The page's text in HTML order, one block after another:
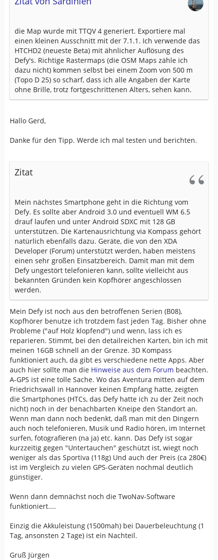
die Map wurde mit TTQV 4 generiert. Exportiere mal
einen kleinen Ausschnitt mit der 7.1.1. Ich verwende das
HTCHD2 (neueste Beta) mit ähnlicher Auflösung des
Defy's. Richtige Rastermaps (die OSM Maps zähle ich
dazu nicht) kommen selbst bei einem Zoom von 500 m
(Topo D 25) so scharf, dass ich alle Angaben der Karte
ohne Brille, trotz fortgeschrittenen Alters, sehen kann.
Hallo Gerd,
Danke für den Tipp. Werde ich mal testen und berichten.
Zitat
Mein nächstes Smartphone geht in die Richtung vom
Defy. Es sollte aber Android 3.0 und eventuell WM 6.5
drauf laufen und unter Android SDXC mit 128 GB
unterstützen. Die Kartenausrichtung via Kompass gehört
natürlich ebenfalls dazu. Geräte, die von den XDA
Developer (Forum) unterstützt werden, haben meistens
einen sehr großen Einsatzbereich. Damit man mit dem
Defy ungestört telefonieren kann, sollte vielleicht aus
bekannten Gründen kein Kopfhörer angeschlossen
werden.
Mein Defy ist noch aus den betroffenen Serien (B08),
Kopfhörer benutze ich trotzdem fast jeden Tag. Bisher ohne
Probleme ("auf Holz klopfend") und wenn, lass ich es
reparieren. Stimmt, bei den detailreichen Karten, bin ich mit
meinen 16GB schnell an der Grenze. 3D Kompass
funktioniert auch, da gibt es verschiedene nette Apps. Aber
auch hier sollte man die Hinweise aus dem Forum beachten.
A-GPS ist eine tolle Sache. Wo das Aventura mitten auf dem
Friedrichswall in Hannover keinen Empfang hatte, zeigten
die Smartphones (HTCs, das Defy hatte ich zu der Zeit noch
nicht) noch in der benachbarten Kneipe den Standort an.
Wenn man dann noch bedenkt, daß man mit den Dingern
auch noch telefonieren, Musik und Radio hören, im Internet
surfen, fotografieren (na ja) etc. kann. Das Defy ist sogar
kurzzeitig gegen "Untertauchen" geschützt ist, wiegt noch
weniger als das Sportiva (118g) Und auch der Preis (ca 280€)
ist im Vergleich zu vielen GPS-Geräten nochmal deutlich
günstiger.
Wenn dann demnächst noch die TwoNav-Software
funktioniert....
Einzig die Akkuleistung (1500mah) bei Dauerbeleuchtung (1
Tag, ansonsten 2 Tage) ist ein Nachteil.
Gruß Jürgen